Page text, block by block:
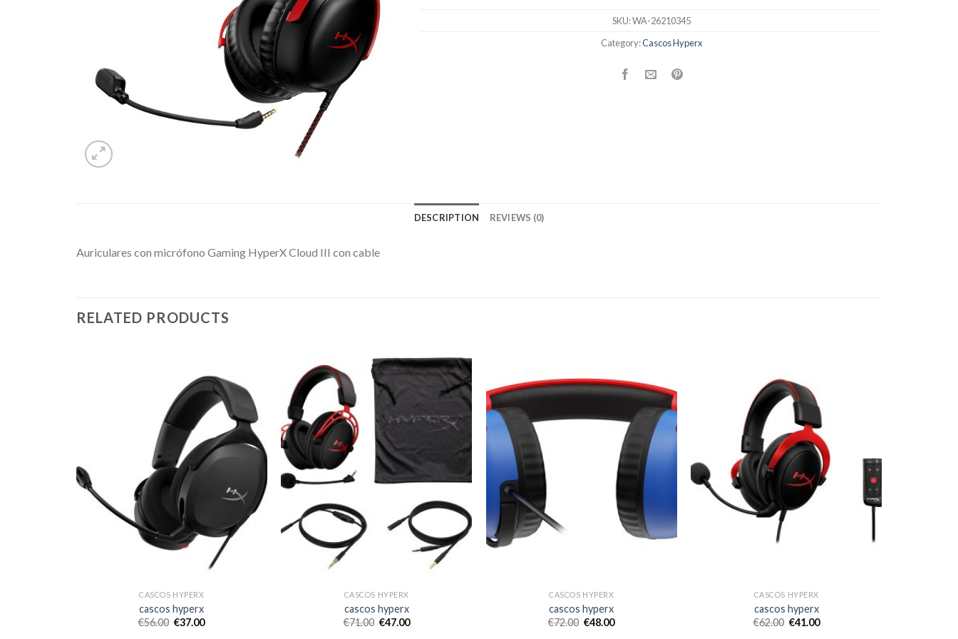
SKU:WA-26210345
Category:Cascos Hyperx
DESCRIPTION REVIEWS (0)
Auriculares con micrófono Gaming HyperX Cloud III con cable
RELATED PRODUCTS
CASCOS HYPERX
cascos hyperx
€56.00 €37.00
CASCOS HYPERX
cascos hyperx
€71.00 €47.00
CASCOS HYPERX
cascos hyperx
€72.00 €48.00
CASCOS HYPERX
cascos hyperx
€62.00 €41.00